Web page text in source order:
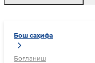
Бош саҳифа
Боғланиш